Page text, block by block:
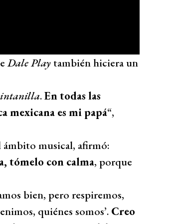
Dale Play también hiciera un
.En todas las
mexicana es mi papá“,
ámbito musical, afirmó:
tómelo con calma, porque
bien, pero respiremos,
quiénes somos’. Creo